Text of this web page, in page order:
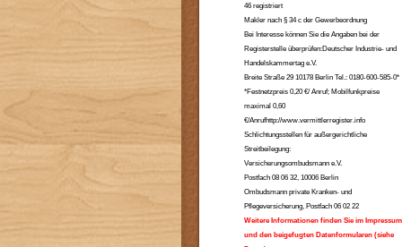
46 registriert
Makler nach § 34 c der Gewerbeordnung
Bei Interesse können Sie die Angaben bei der
Registerstelle überprüfen:Deutscher Industrie- und
Handelskammertag e.V.
Breite Straße 29 10178 Berlin Tel.: 0180-600-585-0*
*Festnetzpreis 0,20 €/ Anruf; Mobilfunkpreise
maximal 0,60
€/Anrufhttp://www.vermittlerregister.info
Schlichtungsstellen für außergerichtliche
Streitbeilegung:
Versicherungsombudsmann e.V.
Postfach 08 06 32, 10006 Berlin
Ombudsmann private Kranken- und
Pflegeversicherung, Postfach 06 02 22
Weitere Informationen finden Sie im Impressum
und den beigefugten Datenformularen (siehe